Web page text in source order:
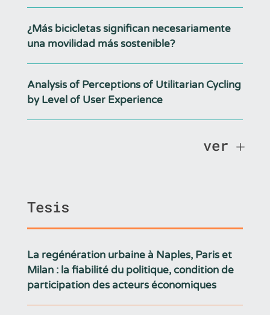
¿Más bicicletas significan necesariamente
una movilidad más sostenible?
Analysis of Perceptions of Utilitarian Cycling
by Level of User Experience
ver
Tesis
La regénération urbaine à Naples, Paris et
Milan : la fiabilité du politique, condition de
participation des acteurs économiques